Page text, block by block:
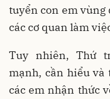
tuyển con em vùng
các cơ quan làm
Tuy nhiên, Thứ
mạnh, cần hiểu và
các em nhận thức